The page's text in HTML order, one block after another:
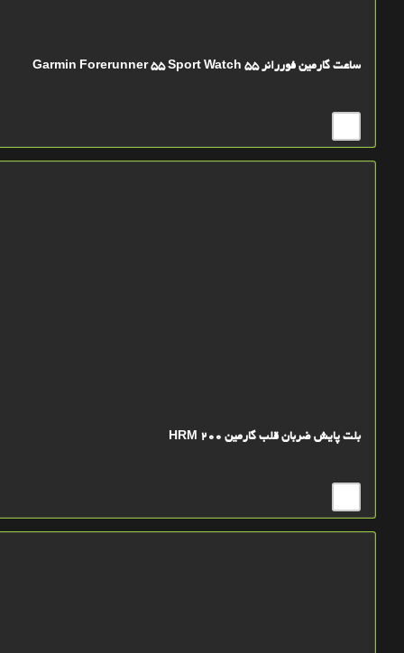
ساعت گارمين فوررانر 55 Garmin Forerunner 55 Sport Watch
بلت پایش ضربان قلب گارمین HRM 200